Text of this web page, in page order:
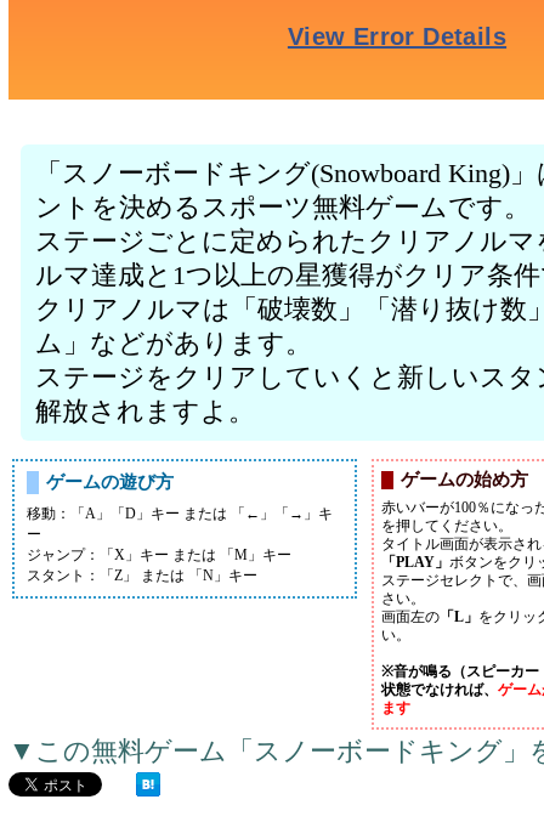
「スノーボードキング(Snowboard King)
ントを決めるスポーツ無料ゲームです。
ステージごとに定められたクリアノル
ルマ達成と1つ以上の星獲得がクリア条
クリアノルマは「破壊数」「潜り抜け数
ム」などがあります。
ステージをクリアしていくと新しいス
解放されますよ。
ゲームの遊び方
移動：「A」「D」キー または 「←」「→」キ
ー
ジャンプ：「X」キー または 「M」キー
スタント：「Z」 または 「N」キー
ゲームの始め方
赤いバーが100％になっ
を押してください。
タイトル画面が表示さ
「PLAY」 ボタンをクリ
ステージセレクトで、
さい。
画面左の 「L」 をクリッ
い。
※音が鳴る（スピーカー
状態でなければ、 ゲー
ます
▼この無料ゲーム「スノーボードキング」